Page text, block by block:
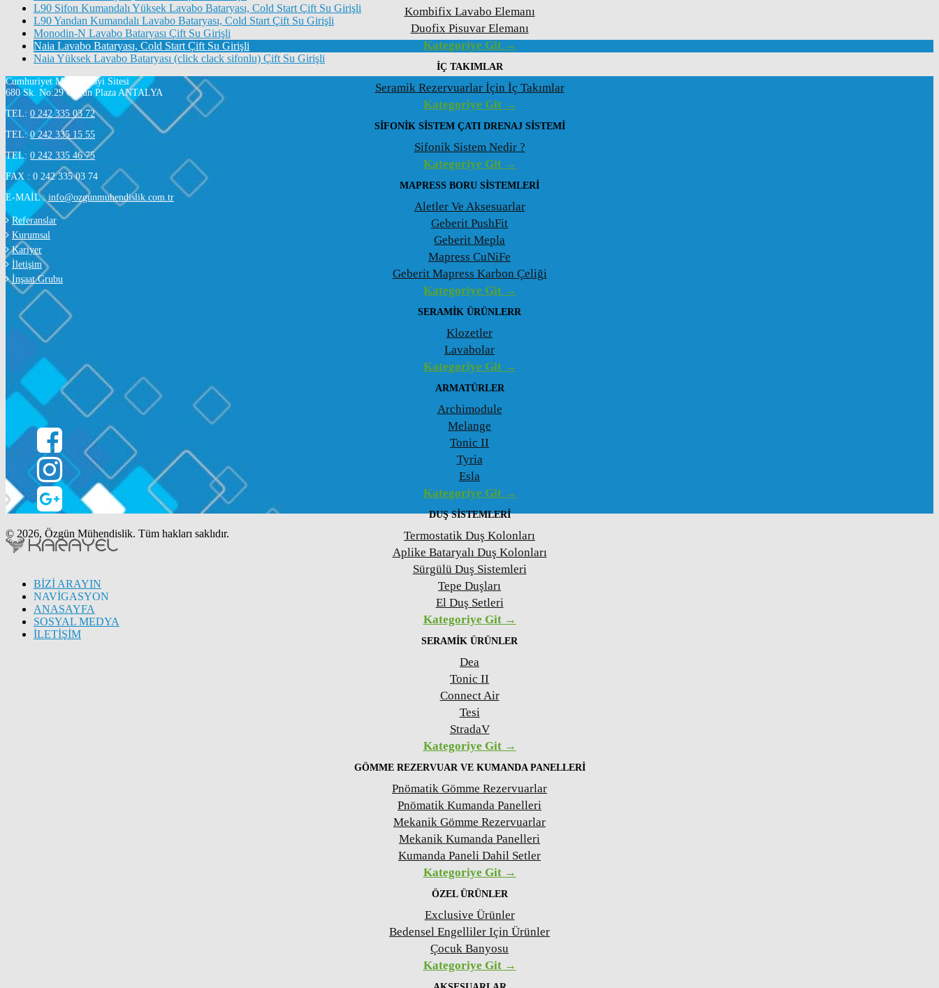
Kombifix Lavabo Elemanı
Duofix Pisuvar Elemanı
Kategoriye Git →
İÇ TAKIMLAR
Seramik Rezervuarlar İçin İç Takımlar
Kategoriye Git →
SIFONIK SISTEM ÇATI DRENAJ SISTEMI
Sifonik Sistem Nedir ?
Kategoriye Git →
MAPRESS BORU SISTEMLERI
Aletler Ve Aksesuarlar
Geberit PushFit
Geberit Mepla
Mapress CuNiFe
Geberit Mapress Karbon Çeliği
Kategoriye Git →
SERAMIK ÜRÜNLERR
Klozetler
Lavabolar
Kategoriye Git →
ARMATÜRLER
Archimodule
Melange
Tonic II
Tyria
Esla
Kategoriye Git →
DUŞ SISTEMLERI
Termostatik Duş Kolonları
Aplike Bataryalı Duş Kolonları
Sürgülü Duş Sistemleri
Tepe Duşları
El Duş Setleri
Kategoriye Git →
SERAMIK ÜRÜNLER
Dea
Tonic II
Connect Air
Tesi
StradaV
Kategoriye Git →
GÖMME REZERVUAR VE KUMANDA PANELLERI
Pnömatik Gömme Rezervuarlar
Pnömatik Kumanda Panelleri
Mekanik Gömme Rezervuarlar
Mekanik Kumanda Panelleri
Kumanda Paneli Dahil Setler
Kategoriye Git →
ÖZEL ÜRÜNLER
Exclusive Ürünler
Bedensel Engelliler Için Ürünler
Çocuk Banyosu
Kategoriye Git →
L90 Sifon Kumandalı Yüksek Lavabo Bataryası, Cold Start Çift Su Girişli
L90 Yandan Kumandalı Lavabo Bataryası, Cold Start Çift Su Girişli
Monodin-N Lavabo Bataryası Çift Su Girişli
Naia Lavabo Bataryası, Cold Start Çift Su Girişli
Naia Yüksek Lavabo Bataryası (click clack sifonlu) Çift Su Girişli
Cumhuriyet Mah. Sanayi Sitesi
680 Sk. No:29 Özgün Plaza ANTALYA
TEL: 0 242 335 03 72
TEL:0 242 335 15 55
TEL: 0 242 335 46 75
FAX : 0 242 335 03 74
E-MAİL :info@ozgunmuhendislik.com.tr
Referanslar
Kurumsal
Kariyer
İletişim
İnşaat Grubu
© 2026, Özgün Mühendislik. Tüm hakları saklıdır.
BİZİ ARAYIN
NAVİGASYON
ANASAYFA
SOSYAL MEDYA
İLETİŞİM